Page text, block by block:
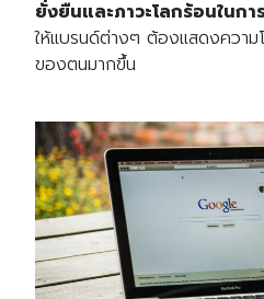
ยั่งยืนและภาวะโลกร้อนในก
ให้แบรนด์ต่างๆ ต้องแสดงความ
ของตนมากขึ้น